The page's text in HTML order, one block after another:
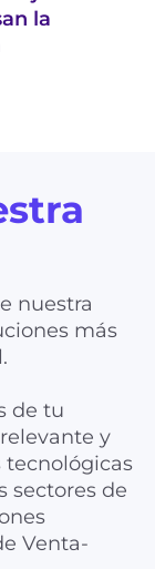
la
nuestra
más
de tu
y
tecnológicas
sectores de
Venta-